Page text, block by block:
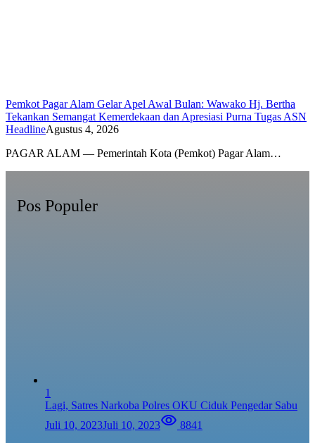
Pemkot Pagar Alam Gelar Apel Awal Bulan: Wawako Hj. Bertha
Tekankan Semangat Kemerdekaan dan Apresiasi Purna Tugas ASN
HeadlineAgustus 4, 2026
PAGAR ALAM — Pemerintah Kota (Pemkot) Pagar Alam…
Pos Populer
1
Lagi, Satres Narkoba Polres OKU Ciduk Pengedar Sabu
Juli 10, 2023Juli 10, 2023 8841